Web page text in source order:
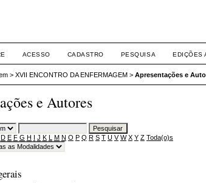
ACESSO CADASTRO PESQUISA EDIÇÕES
> XVII ENCONTRO DA ENFERMAGEM> Apresentações e
e Autores
D E F G H I J K L M N O P Q R S T U V W X Y Z Toda(o)s